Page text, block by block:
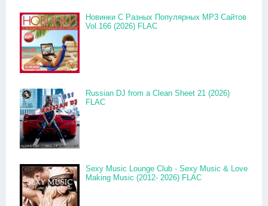
Новинки С Разных Популярных MP3 Сайтов
Vol.166 (2026) FLAC
Russian DJ from a Clean Sheet 21 (2026)
FLAC
Sexy Music Lounge Club - Sexy Music & Love
Making Music (2012- 2026) FLAC